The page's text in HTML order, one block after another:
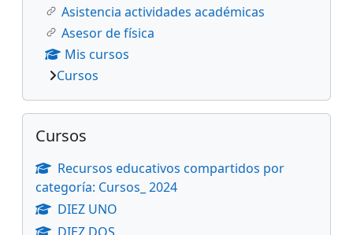
Asistencia actividades académicas
Asesor de física
Mis cursos
Cursos
Salta Cursos
Cursos
Recursos educativos compartidos por
categoría: Cursos_ 2024
DIEZ UNO